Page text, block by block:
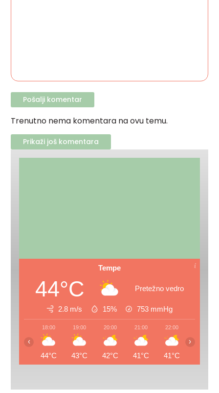
Trenutno nema komentara na ovu temu.
Prikaži još komentara
Tempe
44°C Pretežno vedro
2.8 m/s 15% 753 mmHg
18:00
44°C
19:00
43°C
20:00
42°C
21:00
41°C
22:00
41°C
‹ ›